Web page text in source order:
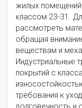
жилых
классом 23-31.
рассмотреть
обращая
веществам и
Индустриальные
покрытий с
требования к